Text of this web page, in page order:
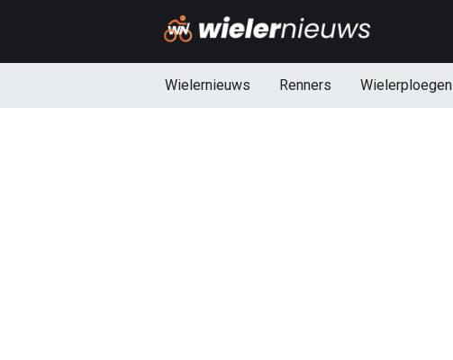
Wielernieuws Renners Wielerploegen